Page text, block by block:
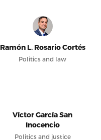
Ramón L. Rosario Cortés
Politics and law
Víctor García San
Inocencio
Politics and justice